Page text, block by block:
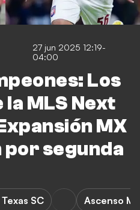
27 jun 2025 12:19-
04:00
Los
MLS Next
MX
segunda
SC Ascenso